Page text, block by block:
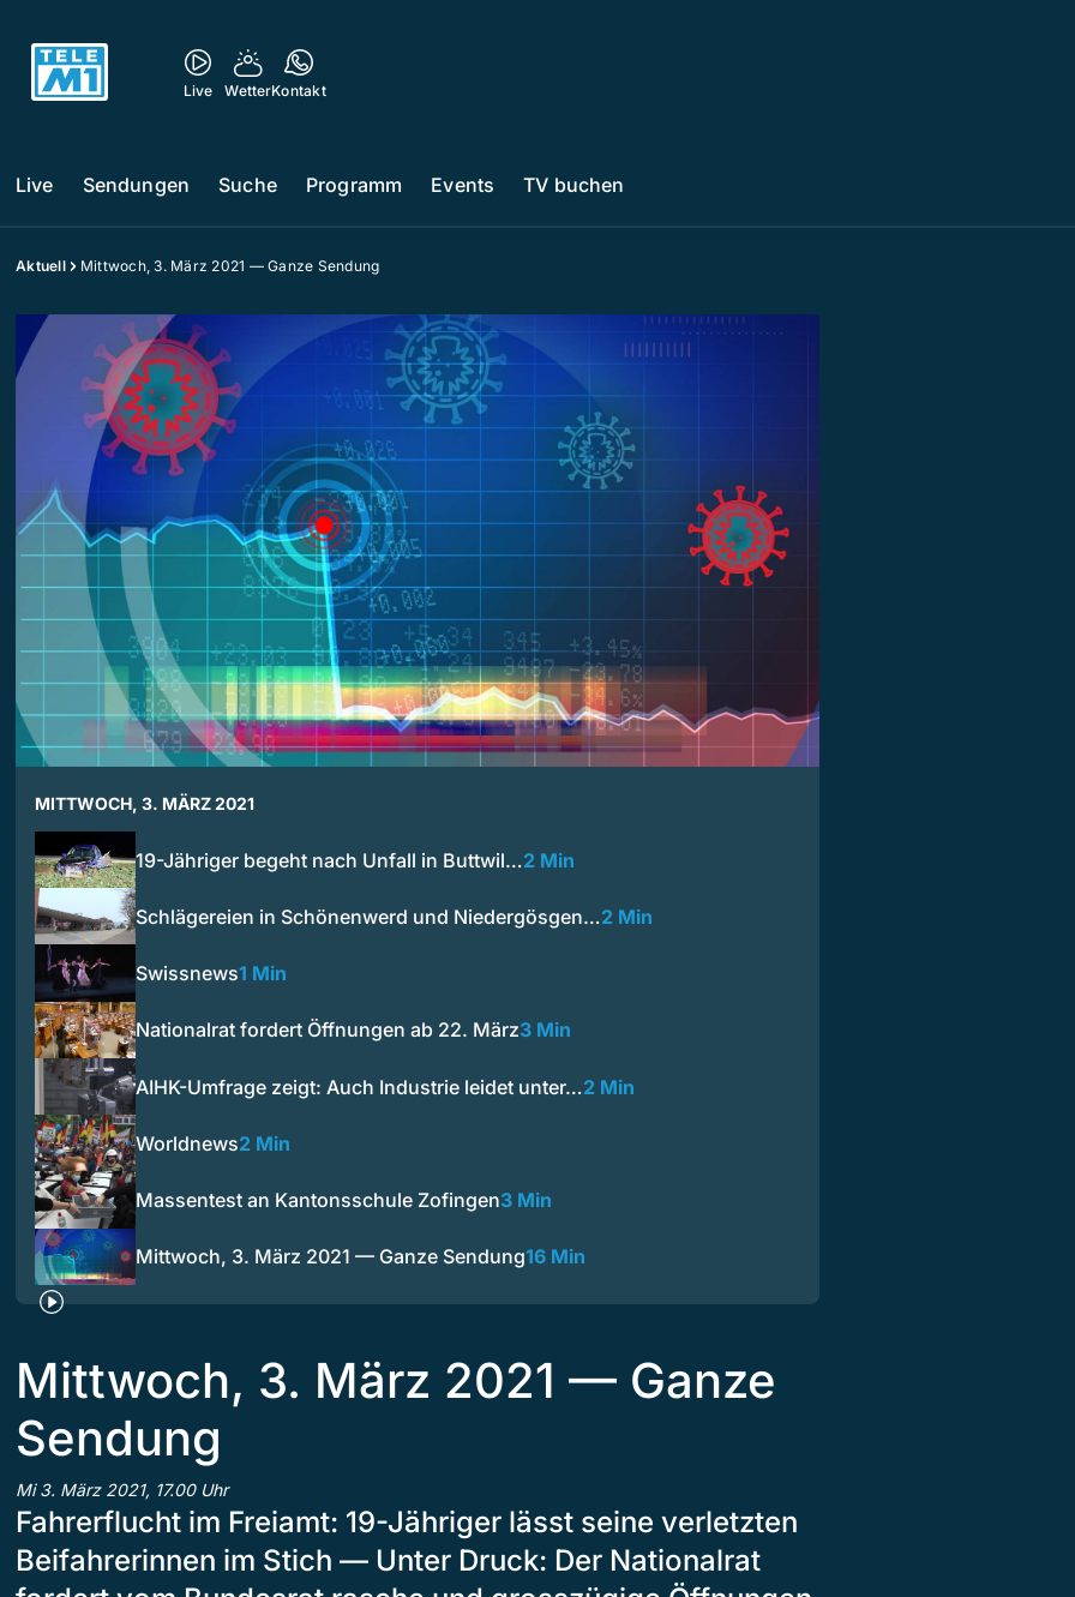
Live WetterKontakt
Live Sendungen Suche Programm Events TV buchen
Aktuell Mittwoch, 3. März 2021 — Ganze Sendung
MITTWOCH, 3. MÄRZ 2021
19-Jähriger begeht nach Unfall in Buttwil…2 Min
Schlägereien in Schönenwerd und Niedergösgen…2 Min
Swissnews1 Min
Nationalrat fordert Öffnungen ab 22. März3 Min
AIHK-Umfrage zeigt: Auch Industrie leidet unter…2 Min
Worldnews2 Min
Massentest an Kantonsschule Zofingen3 Min
Mittwoch, 3. März 2021 — Ganze Sendung16 Min
Mittwoch, 3. März 2021 — Ganze
Sendung
Mi 3. März 2021, 17.00 Uhr
Fahrerflucht im Freiamt: 19-Jähriger lässt seine verletzten
Beifahrerinnen im Stich — Unter Druck: Der Nationalrat